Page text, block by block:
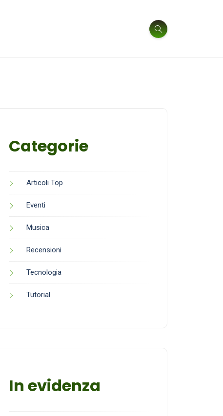
Categorie
Articoli Top
Eventi
Musica
Recensioni
Tecnologia
Tutorial
In evidenza